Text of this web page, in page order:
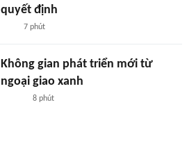
quyết định
7 phút
Không gian phát triển mới từ
ngoại giao xanh
8 phút